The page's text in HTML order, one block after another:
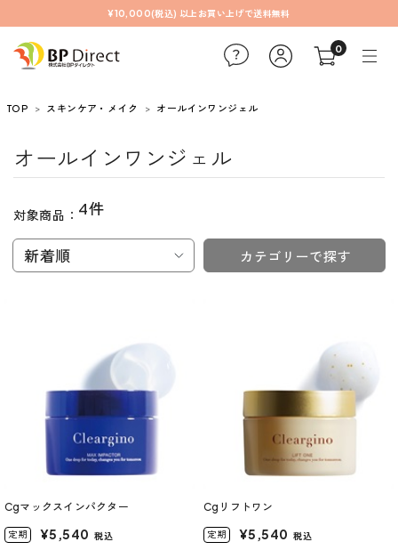
¥10,000(税込) 以上お買い上げで送料無料
0
TOP スキンケア・メイク オールインワンジェル
オールインワンジェル
対象商品： 4件
新着順 カテゴリーで探す
Cgマックスインパクター
定期 ¥5,540 税込
Cgリフトワン
定期 ¥5,540 税込